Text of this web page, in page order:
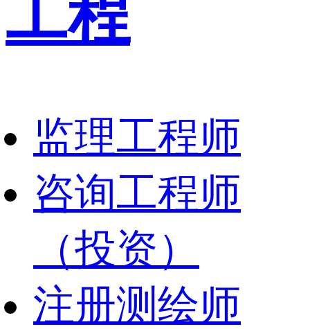
工程
监理工程师
咨询工程师
（投资）
注册测绘师